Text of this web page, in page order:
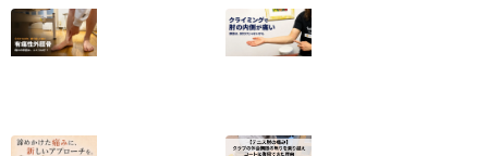
【有痛性外脛骨】
小6から続いた足
クライミングで肘
の内側が痛い｜